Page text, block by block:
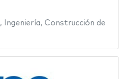
, Ingeniería, Construcción de